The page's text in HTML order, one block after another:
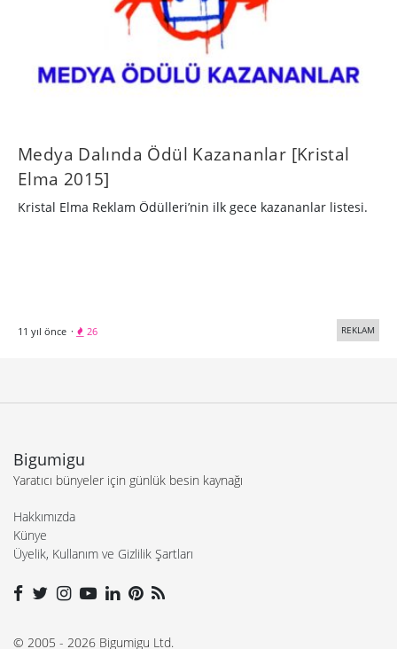
Medya Dalında Ödül Kazananlar [Kristal
Elma 2015]
Kristal Elma Reklam Ödülleri’nin ilk gece kazananlar listesi.
11 yıl önce · 26 REKLAM
Bigumigu
Yaratıcı bünyeler için günlük besin kaynağı
Hakkımızda
Künye
Üyelik, Kullanım ve Gizlilik Şartları
© 2005 - 2026 Bigumigu Ltd.